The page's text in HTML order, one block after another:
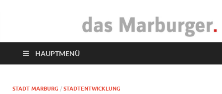
das Marburger.
HAUPTMENÜ
STADT MARBURG / STADTENTWICKLUNG